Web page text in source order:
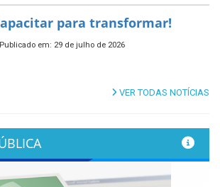
para transformar!
Publicado em: 29 de julho de 2026
VER TODAS NOTÍCIAS